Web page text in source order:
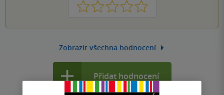
1 2 3 4 5
Zobrazit všechna hodnocení
Přidat hodnocení